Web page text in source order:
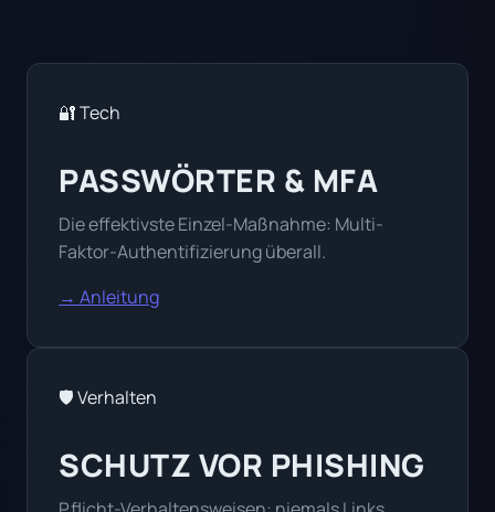
🔐 Tech
PASSWÖRTER & MFA
Die effektivste Einzel-Maßnahme: Multi-
Faktor-Authentifizierung überall.
→ Anleitung
🛡️ Verhalten
SCHUTZ VOR PHISHING